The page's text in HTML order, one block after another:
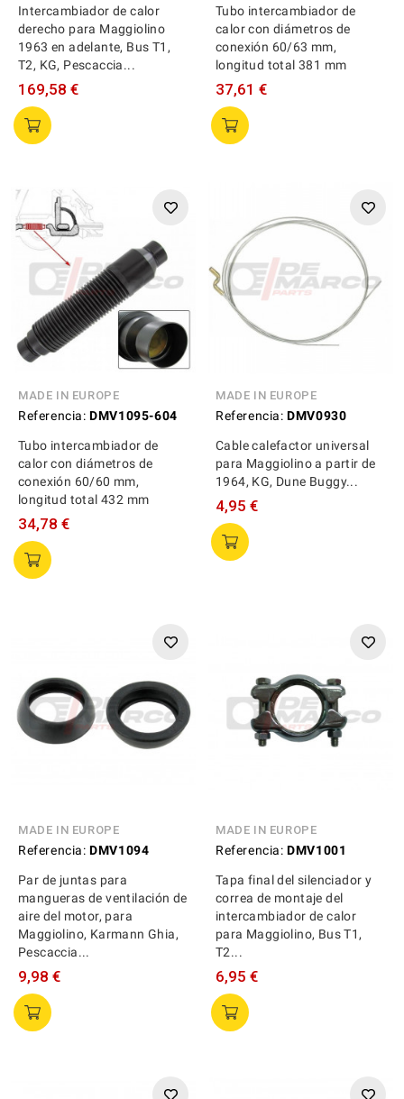
Intercambiador de calor
derecho para Maggiolino
1963 en adelante, Bus T1,
T2, KG, Pescaccia...
169,58 €
Tubo intercambiador de
calor con diámetros de
conexión 60/63 mm,
longitud total 381 mm
37,61 €
MADE IN EUROPE
Referencia: DMV1095-604
Tubo intercambiador de
calor con diámetros de
conexión 60/60 mm,
longitud total 432 mm
34,78 €
MADE IN EUROPE
Referencia: DMV0930
Cable calefactor universal
para Maggiolino a partir de
1964, KG, Dune Buggy...
4,95 €
MADE IN EUROPE
Referencia: DMV1094
Par de juntas para
mangueras de ventilación de
aire del motor, para
Maggiolino, Karmann Ghia,
Pescaccia...
9,98 €
MADE IN EUROPE
Referencia: DMV1001
Tapa final del silenciador y
correa de montaje del
intercambiador de calor
para Maggiolino, Bus T1,
T2...
6,95 €